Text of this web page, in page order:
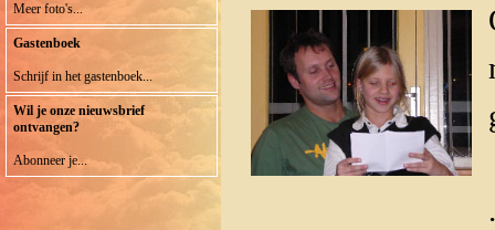
Meer foto's...
Gastenboek
Schrijf in het gastenboek...
Wil je onze nieuwsbrief
ontvangen?
Abonneer je...